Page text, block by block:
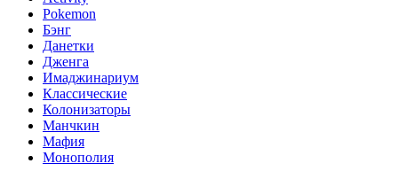
Pokemon
Бэнг
Данетки
Дженга
Имаджинариум
Классические
Колонизаторы
Манчкин
Мафия
Монополия